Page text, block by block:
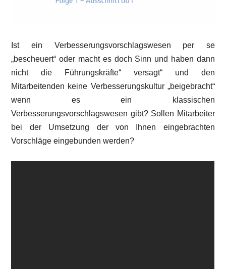
Ist ein Verbesserungsvorschlagswesen per se
„bescheuert“ oder macht es doch Sinn und haben dann
nicht die Führungskräfte“ versagt“ und den
Mitarbeitenden keine Verbesserungskultur „beigebracht“
wenn es ein klassischen
Verbesserungsvorschlagswesen gibt? Sollen Mitarbeiter
bei der Umsetzung der von Ihnen eingebrachten
Vorschläge eingebunden werden?